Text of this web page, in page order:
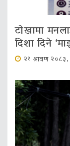
टोखामा
दिशा दिने
२१ श्रावण